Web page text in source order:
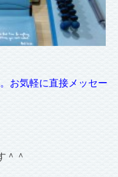
お気軽に直接メッセー
＾＾